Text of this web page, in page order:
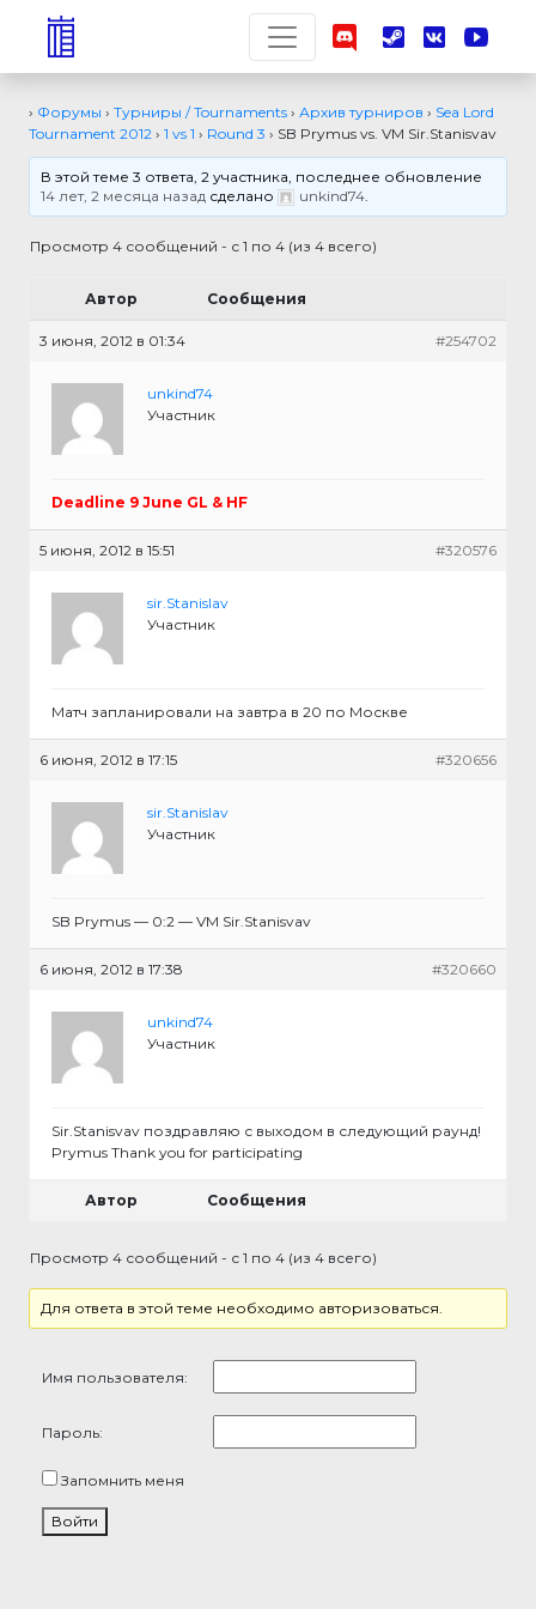
› Форумы › Турниры / Tournaments › Архив турниров › Sea Lord
Tournament 2012 › 1 vs 1 › Round 3 › SB Prymus vs. VM Sir.Stanisvav
В этой теме 3 ответа, 2 участника, последнее обновление
14 лет, 2 месяца назад сделано unkind74.
Просмотр 4 сообщений - с 1 по 4 (из 4 всего)
Автор Сообщения
3 июня, 2012 в 01:34 #254702
unkind74
Участник
Deadline 9 June GL & HF
5 июня, 2012 в 15:51 #320576
sir.Stanislav
Участник
Матч запланировали на завтра в 20 по Москве
6 июня, 2012 в 17:15 #320656
sir.Stanislav
Участник
SB Prymus — 0:2 — VM Sir.Stanisvav
6 июня, 2012 в 17:38 #320660
unkind74
Участник
Sir.Stanisvav поздравляю с выходом в следующий раунд!
Prymus Thank you for participating
Автор Сообщения
Просмотр 4 сообщений - с 1 по 4 (из 4 всего)
Для ответа в этой теме необходимо авторизоваться.
Имя пользователя:
Пароль:
Запомнить меня
Войти